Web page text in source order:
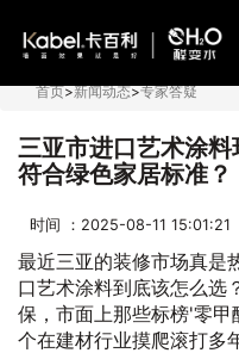
首页>新闻动态>专家答疑
三亚市进口艺术涂
符合绿色家居标准？
时间 ：2025-08-11 15:01:21
最近三亚的装修市场真是
口艺术涂料到底该怎么选
保，市面上那些标榜'零
个在建材行业摸爬滚打多